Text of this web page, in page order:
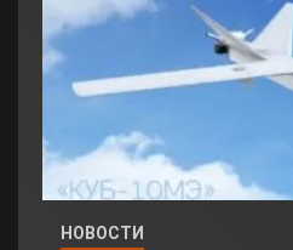
НОВОСТИ